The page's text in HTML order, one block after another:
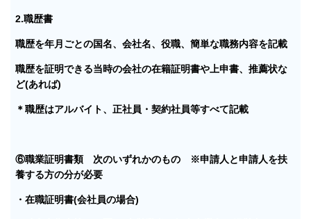
2.職歴書
職歴を年月ごとの国名、会社名、役職、簡単な職務内容を記載
職歴を証明できる当時の会社の在籍証明書や上申書、推薦状な
ど(あれば)
＊職歴はアルバイト、正社員・契約社員等すべて記載
⑥職業証明書類 次のいずれかのもの ※申請人と申請人を扶
養する方の分が必要
・在職証明書(会社員の場合)